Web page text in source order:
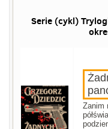
Serie (cykl)
Zanim